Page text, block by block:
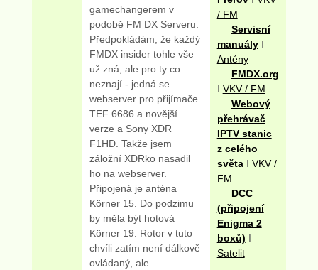
gamechangerem v
podobě FM DX Serveru.
Předpokládám, že každý
FMDX insider tohle vše
už zná, ale pro ty co
neznají - jedná se
webserver pro přijímače
TEF 6686 a novější
verze a Sony XDR
F1HD. Takže jsem
záložní XDRko nasadil
ho na webserver.
Připojená je anténa
Körner 15. Do podzimu
by měla být hotová
Körner 19. Rotor v tuto
chvíli zatím není dálkově
ovládaný, ale
/ FM
Servisní
manuály I
Antény
FMDX.org
I VKV / FM
Webový
přehrávač
IPTV stanic
z celého
světa I VKV /
FM
DCC
(připojení
Enigma 2
boxů) I
Satelit